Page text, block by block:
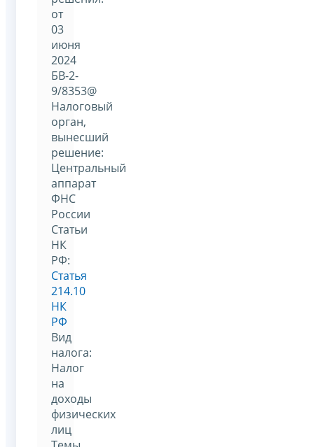
от
03
июня
2024
БВ-2-
9/8353@
Налоговый
орган,
вынесший
решение:
Центральный
аппарат
ФНС
России
Статьи
НК
РФ:
Статья
214.10
НК
РФ
Вид
налога:
Налог
на
доходы
физических
лиц